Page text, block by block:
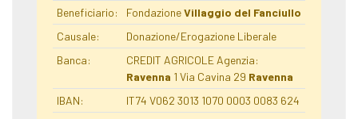
Beneficiario:
FondazioneVillaggio del Fanciullo
Causale:
Donazione/Erogazione Liberale
Banca:
CREDIT AGRICOLE Agenzia:
Ravenna 1 Via Cavina 29 Ravenna
IBAN:
IT74 V062 3013 1070 0003 0083 624